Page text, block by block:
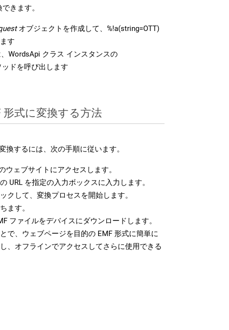
きます。
オブジェクトを作成して、%!a(string=OTT)
す
WordsApi クラス インスタンスの
ッドを呼び出します
式に変換する方法
換するには、次の手順に従います。
ウェブサイトにアクセスします。
URL を指定の入力ボックスに入力します。
クして、変換プロセスを開始します。
ます。
ファイルをデバイスにダウンロードします。
で、ウェブページを目的の EMF 形式に簡単に
、オフラインでアクセスしてさらに使用できる